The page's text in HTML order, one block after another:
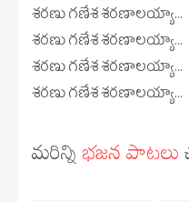
శరణు గణేశ శరణాలయ్యా...
శరణు గణేశ శరణాలయ్యా...
శరణు గణేశ శరణాలయ్యా...
శరణు గణేశ శరణాలయ్యా...
మరిన్నిభజన పాటలు